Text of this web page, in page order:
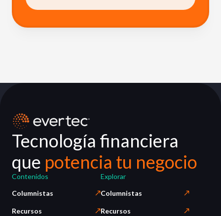
Tecnología financiera
que potencia tu negocio
Contenidos
Columnistas
Recursos
Explorar
Columnistas
Recursos